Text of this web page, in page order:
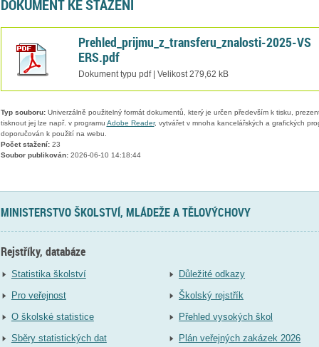
DOKUMENT KE STAŽENÍ
Prehled_prijmu_z_transferu_znalosti-2025-VS
ERS.pdf
Dokument typu pdf | Velikost 279,62 kB
Typ souboru:Univerzálně použitelný formát dokumentů, který je určen především k tisku,
tisknout jej lze např. v programu Adobe Reader, vytvářet v mnoha kancelářských a grafických
doporučován k použití na webu.
Počet stažení:23
Soubor publikován:2026-06-10 14:18:44
MINISTERSTVO ŠKOLSTVÍ, MLÁDEŽE A TĚLOVÝCHOVY
Rejstříky, databáze
Statistika školství
Pro veřejnost
O školské statistice
Sběry statistických dat
Důležité odkazy
Školský rejstřík
Přehled vysokých škol
Plán veřejných zakázek 2026